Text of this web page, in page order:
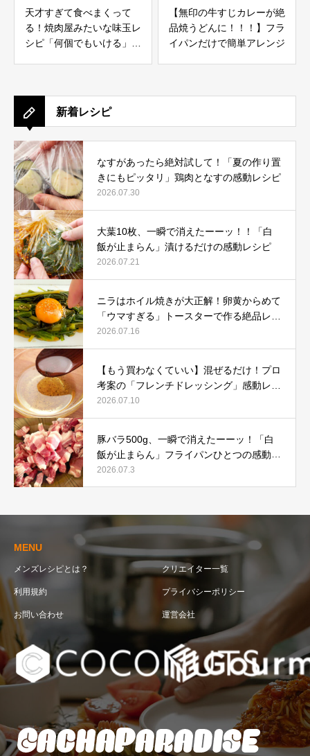
天才すぎて食べまくって
る！焼肉屋みたいな味玉レ
シピ「何個でもいける」
【無印の牛すじカレーが絶
品焼うどんに！！！】フラ
イパンだけで簡単アレンジ
新着レシピ
なすがあったら絶対試して！「夏の作り置
きにもピッタリ」鶏肉となすの感動レシピ
2026.07.30
大葉10枚、一瞬で消えたーーッ！！「白
飯が止まらん」漬けるだけの感動レシピ
2026.07.21
ニラはホイル焼きが大正解！卵黄からめて
「ウマすぎる」トースターで作る絶品レシ
ピ
2026.07.16
【もう買わなくていい】混ぜるだけ！プロ
考案の「フレンチドレッシング」感動レシ
ピ
2026.07.10
豚バラ500g、一瞬で消えたーーッ！「白
飯が止まらん」フライパンひとつの感動レ
シピ
2026.07.3
MENU
メンズレシピとは？ クリエイター一覧
利用規約 プライバシーポリシー
お問い合わせ 運営会社